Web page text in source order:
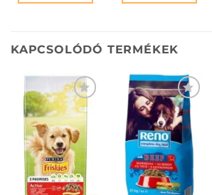
KAPCSOLÓDÓ TERMÉKEK
KEDVENCEKHEZ KEDVENCEKHEZ